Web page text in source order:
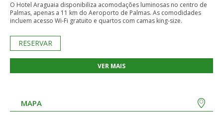
O Hotel Araguaia disponibiliza acomodações luminosas no centro de
Palmas, apenas a 11 km do Aeroporto de Palmas. As comodidades
incluem acesso Wi-Fi gratuito e quartos com camas king-size.
RESERVAR
VER MAIS
MAPA